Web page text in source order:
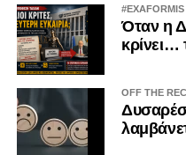
πένθους.
Είναι ημέρα ευθύνης.
Ημέρα μνήμης.
Ημέρα διεκδίκησης της
#EXAFORMIS
Όταν η
κρίνει…
OFF THE